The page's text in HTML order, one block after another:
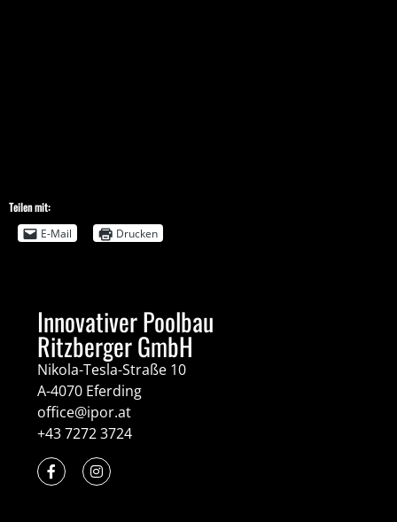
Teilen mit:
E-Mail
Drucken
Innovativer Poolbau
Ritzberger GmbH
Nikola-Tesla-Straße 10
A-4070 Eferding
office@ipor.at
+43 7272 3724